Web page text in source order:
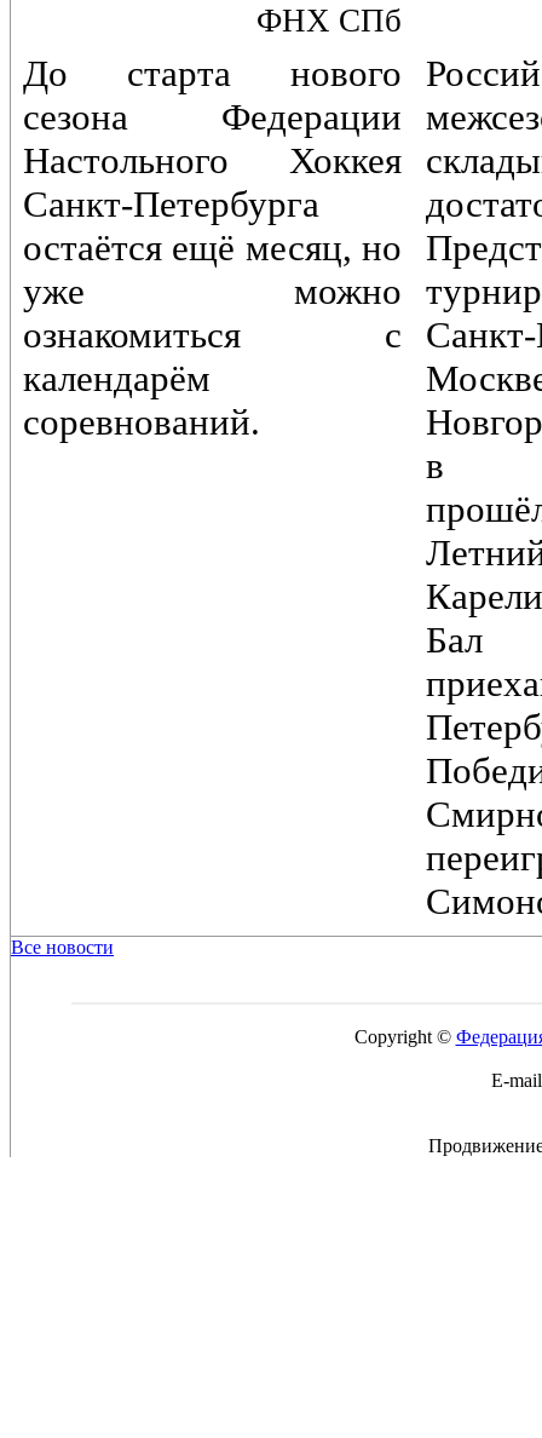
ФНХ СПб
До старта нового
сезона Федерации
Настольного Хоккея
Санкт-Петербурга
остаётся ещё месяц, но
уже можно
ознакомиться с
календарём
соревнований.
в
Все новости
Copyright ©
E-